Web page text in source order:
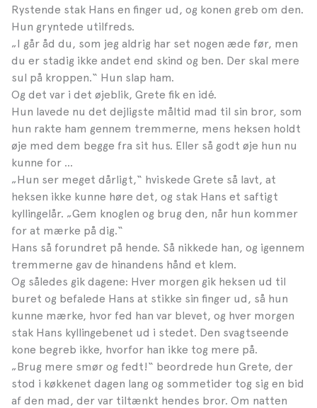
Rystende stak Hans en finger ud, og konen greb om den.
Hun gryntede utilfreds.
„I går åd du, som jeg aldrig har set nogen æde før, men
du er stadig ikke andet end skind og ben. Der skal mere
sul på kroppen.“ Hun slap ham.
Og det var i det øjeblik, Grete fik en idé.
Hun lavede nu det dejligste måltid mad til sin bror, som
hun rakte ham gennem tremmerne, mens heksen holdt
øje med dem begge fra sit hus. Eller så godt øje hun nu
kunne for …
„Hun ser meget dårligt,“ hviskede Grete så lavt, at
heksen ikke kunne høre det, og stak Hans et saftigt
kyllingelår. „Gem knoglen og brug den, når hun kommer
for at mærke på dig.“
Hans så forundret på hende. Så nikkede han, og igennem
tremmerne gav de hinandens hånd et klem.
Og således gik dagene: Hver morgen gik heksen ud til
buret og befalede Hans at stikke sin finger ud, så hun
kunne mærke, hvor fed han var blevet, og hver morgen
stak Hans kyllingebenet ud i stedet. Den svagtseende
kone begreb ikke, hvorfor han ikke tog mere på.
„Brug mere smør og fedt!“ beordrede hun Grete, der
stod i køkkenet dagen lang og sommetider tog sig en bid
af den mad, der var tiltænkt hendes bror. Om natten